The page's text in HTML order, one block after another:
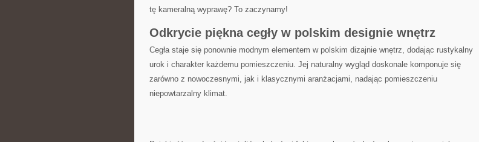
tę kameralną wyprawę? To zaczynamy!
Odkrycie piękna cegły w polskim designie wnętrz
Cegła ⁤staje‌ się ponownie modnym elementem w ⁢polskim dizajnie wnętrz,‍ dodając ‍rustykalny
urok i charakter każdemu pomieszczeniu. Jej naturalny wygląd doskonale‌ komponuje ⁢się
zarówno z nowoczesnymi, jak i‍ klasycznymi aranżacjami, nadając pomieszczeniu⁢
niepowtarzalny‍ klimat.